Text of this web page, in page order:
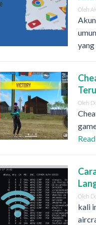
Oleh
yang
Oleh
Oleh
kali